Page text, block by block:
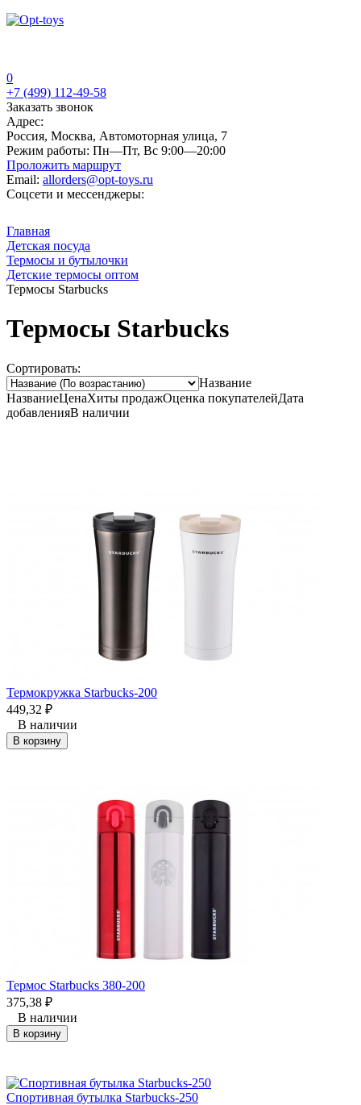
0
+7 (499) 112-49-58
Заказать звонок
Адрес:
Россия, Москва, Автомоторная улица, 7
Режим работы: Пн—Пт, Вс 9:00—20:00
Проложить маршрут
Email: allorders@opt-toys.ru
Соцсети и мессенджеры:
Главная
Детская посуда
Термосы и бутылочки
Детские термосы оптом
Термосы Starbucks
Термосы Starbucks
Сортировать:
Название
НазваниеЦенаХиты продажОценка покупателейДата
добавленияВ наличии
Термокружка Starbucks-200
449,32 ₽
В наличии
В корзину
Термос Starbucks 380-200
375,38 ₽
В наличии
В корзину
Cпортивная бутылка Starbucks-250